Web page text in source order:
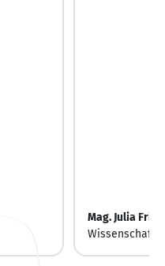
Mag. Julia